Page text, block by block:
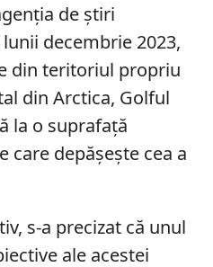
de știri
decembrie 2023,
din teritoriul propriu
din Arctica, Golful
la o suprafață
care depășește cea a
s-a precizat că unul
ale acestei